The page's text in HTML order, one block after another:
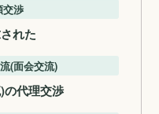
交渉
れた
(面会交流)
の代理交渉